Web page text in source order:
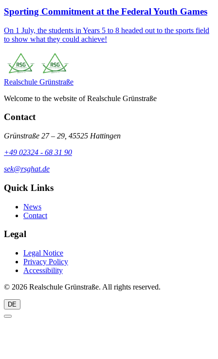
Sporting Commitment at the Federal Youth Games
On 1 July, the students in Years 5 to 8 headed out to the sports field
to show what they could achieve!
Realschule Grünstraße
Welcome to the website of Realschule Grünstraße
Contact
Grünstraße 27 – 29, 45525 Hattingen
+49 02324 - 68 31 90
sek@rsghat.de
Quick Links
News
Contact
Legal
Legal Notice
Privacy Policy
Accessibility
© 2026 Realschule Grünstraße. All rights reserved.
DE